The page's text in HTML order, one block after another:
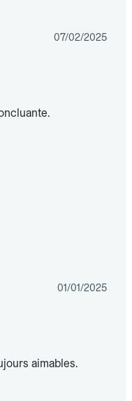
07/02/2025
01/01/2025
aimables.